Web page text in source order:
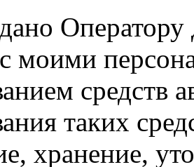
моими
средств
таких
хранение,